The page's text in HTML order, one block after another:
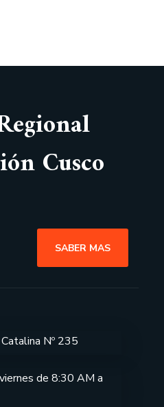
Cusco
SABER MAS
Nº 235
de 8:30 AM a